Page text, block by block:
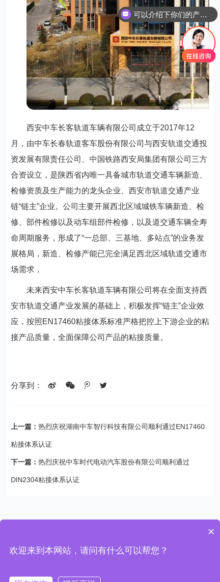
西安中车长客轨道车辆有限公司成立于2017年12
月，由中车长春轨道客车股份有限公司与西安轨道交通投
资发展有限责任公司、中国铁路西安局集团有限公司三方
合资设立，是陕西省内唯一具备城市轨道交通车辆新造、
检修资质及生产能力的龙头企业、西安市轨道交通产业
链“链主”企业。公司主要开展西北区域城铁车辆新造、检
修、部件检修以及动车组部件检修，以及道交通车辆全寿
命周期服务，形成了“一总部、三基地、多站点”的业务发
展格局，新造、检修产能已完全满足西北区域轨道交通市
场需求，
未来西安中车长客轨道车辆有限公司将在全面支持西
安市轨道交通产业发展的基础上，积极发挥“链主”企业效
应，按照EN17460粘接体系标准严格把控上下游企业的粘
接产品质量，全面保障公司产品的粘接质量。
分享到：
上一篇： 热烈庆祝湖南中车智行科技有限公司顺利通过EN17460
粘接体系认证
下一篇： 热烈庆祝中车时代电动汽车股份有限公司顺利通过
DIN2304粘接体系认证
Copyright © 2020-2026 逸发粘接及复材培训中心 版权所有
31011202013130号
你们是怎么收费的呢？
×
欢迎来到本网站，请问有什么可以帮您？